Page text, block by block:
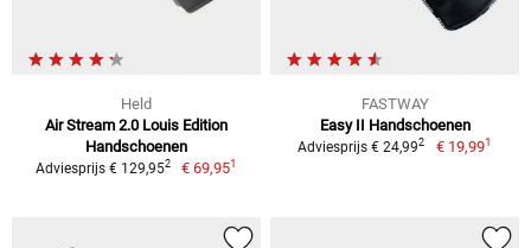
Held
Air Stream 2.0 Louis Edition
Handschoenen
Adviesprijs € 129,952 € 69,951
FASTWAY
Easy II Handschoenen
Adviesprijs € 24,992 € 19,991